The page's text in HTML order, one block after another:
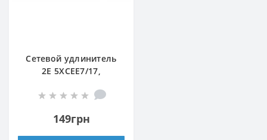
Сетевой удлинитель
2E 5XCEE7/17,
149грн